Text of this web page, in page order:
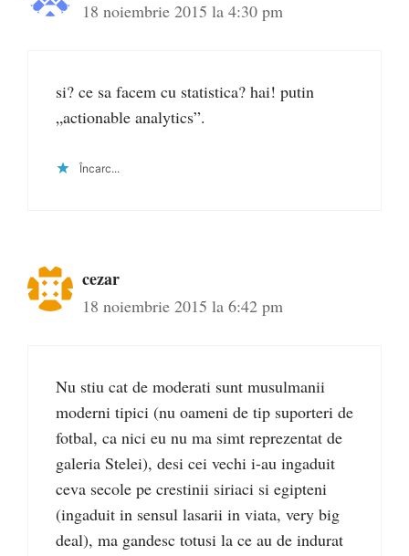
18 noiembrie 2015 la 4:30 pm
si? ce sa facem cu statistica? hai! putin
„actionable analytics”.
Încarc...
cezar
18 noiembrie 2015 la 6:42 pm
Nu stiu cat de moderati sunt musulmanii
moderni tipici (nu oameni de tip suporteri de
fotbal, ca nici eu nu ma simt reprezentat de
galeria Stelei), desi cei vechi i-au ingaduit
ceva secole pe crestinii siriaci si egipteni
(ingaduit in sensul lasarii in viata, very big
deal), ma gandesc totusi la ce au de indurat